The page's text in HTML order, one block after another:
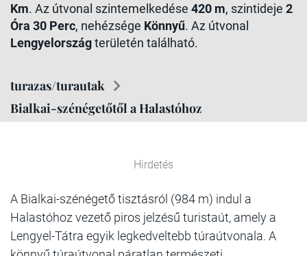
Km. Az útvonal szintemelkedése 420 m, szintideje 2
Óra 30 Perc, nehézsége Könnyű. Az útvonal
Lengyelországterületén található.
turazas/turautak
Bialkai-szénégetőtől a Halastóhoz
Hirdetés
A Bialkai-szénégető tisztásról (984 m) indul a
Halastóhoz vezető piros jelzésű turistaút, amely a
Lengyel-Tátra egyik legkedveltebb túraútvonala. A